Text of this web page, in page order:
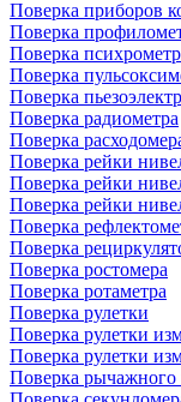
Поверка
Поверка
Поверка
Поверка
Поверка
Поверка радиометра
Поверка
Поверка рейки
Поверка рейки
Поверка рейки
Поверка
Поверка
Поверка ростомера
Поверка ротаметра
Поверка рулетки
Поверка рулетки
Поверка рулетки
Поверка рычажного